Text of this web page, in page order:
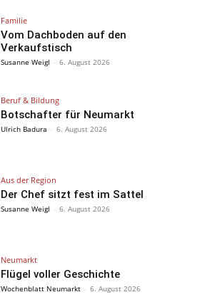
Familie
Vom Dachboden auf den
Verkaufstisch
Susanne Weigl - 6. August 2026
Beruf & Bildung
Botschafter für Neumarkt
Ulrich Badura - 6. August 2026
Aus der Region
Der Chef sitzt fest im Sattel
Susanne Weigl - 6. August 2026
Neumarkt
Flügel voller Geschichte
Wochenblatt Neumarkt - 6. August 2026